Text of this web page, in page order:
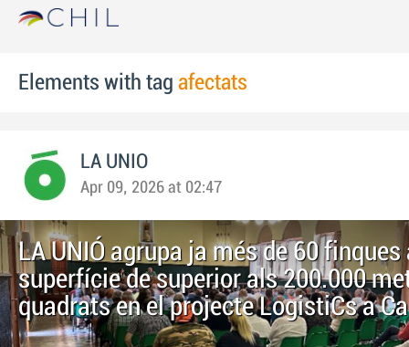
Elements with tag afectats
LA UNIO
Apr 09, 2026 at 02:47
LA UNIÓ agrupa ja més de 60 finques
superfície de superior als 200.000
quadrats en el projecte LogistiCs a